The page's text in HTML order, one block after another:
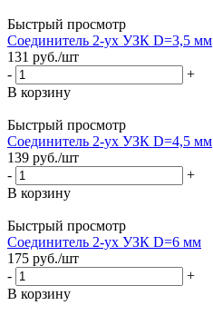
Быстрый просмотр
Соединитель 2-ух УЗК D=3,5 мм
131 руб./шт
-
+
В корзину
Быстрый просмотр
Соединитель 2-ух УЗК D=4,5 мм
139 руб./шт
-
+
В корзину
Быстрый просмотр
Соединитель 2-ух УЗК D=6 мм
175 руб./шт
-
+
В корзину